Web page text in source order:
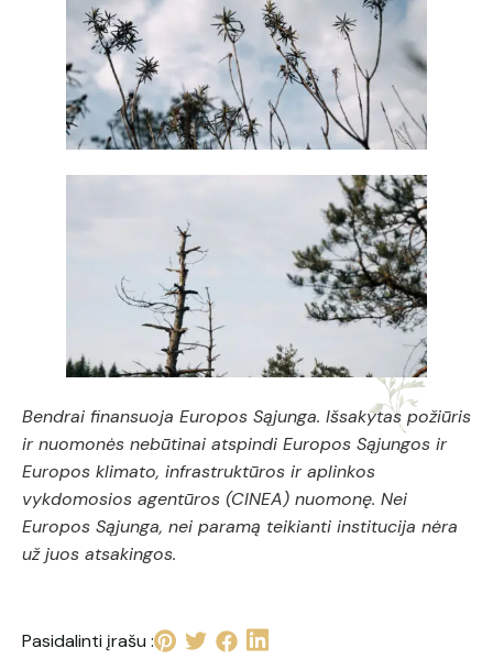
Bendrai finansuoja Europos Sąjunga. Išsakytas požiūris
ir nuomonės nebūtinai atspindi Europos Sąjungos ir
Europos klimato, infrastruktūros ir aplinkos
vykdomosios agentūros (CINEA) nuomonę. Nei
Europos Sąjunga, nei paramą teikianti institucija nėra
už juos atsakingos.
Pasidalinti įrašu :